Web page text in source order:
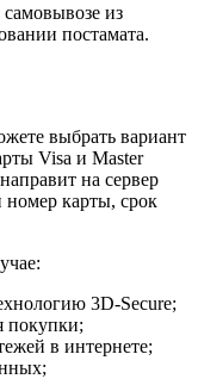
из
постамата.
выбрать вариант
Visa и Master
на сервер
карты, срок
3D-Secure;
покупки;
в интернете;